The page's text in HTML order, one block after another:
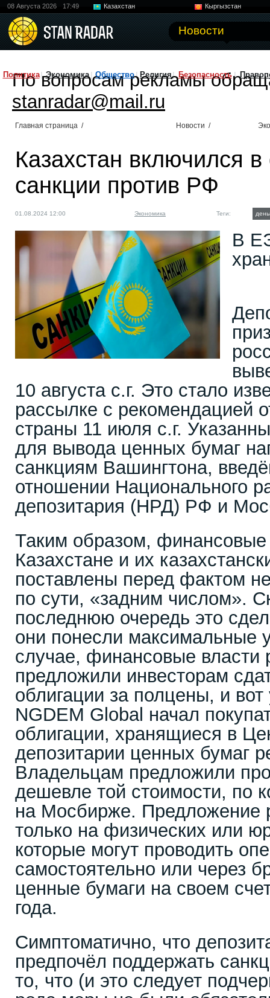
08 Августа 2026 17:49 Казахстан
Кыргызстан
Новости
Политика Экономика Общество Религия Безопасность
По вопросам рекламы
stanradar@mail.ru
Главная страница / Новости /
Казахстан включился
санкции против РФ
01.08.2024 12:00 Экономика Теги:
В
10 августа с.г. Это стало
рассылке с рекомендацией
страны 11 июля с.г.
для вывода ценных бумаг
санкциям Вашингтона,
отношении Национального
депозитария (НРД) РФ и
Таким образом,
Казахстане и их
поставлены перед фактом
по сути, «задним числом».
последнюю очередь это
они понесли максимальные
случае, финансовые власти
предложили инвесторам
облигации за полцены, и
NGDEM Global начал
облигации, хранящиеся в
депозитарии ценных бумаг
Владельцам предложили
дешевле той стоимости, по
на Мосбирже. Предложение
только на физических или
которые могут проводить
самостоятельно или через
ценные бумаги на своем
года.
Симптоматично, что
предпочёл поддержать
то, что (и это следует